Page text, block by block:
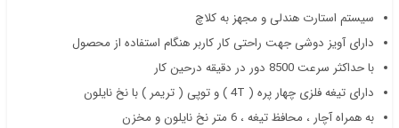
سیستم استارت هندلی و مجهز به کلاچ
دارای آویز دوشی جهت راحتی کار کاربر هنگام استفاده از محصول
با حداکثر سرعت 8500 دور در دقیقه درحین کار
دارای تیغه فلزی چهار پره ( 4T ) و توپی ( تریمر ) با نخ نایلون
به همراه آچار ، محافظ تیغه ، 6 متر نخ نایلون و مخزن